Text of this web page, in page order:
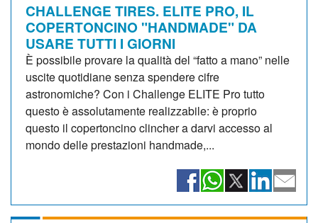
CHALLENGE TIRES. ELITE PRO, IL
COPERTONCINO "HANDMADE" DA
USARE TUTTI I GIORNI
È possibile provare la qualità del “fatto a mano” nelle
uscite quotidiane senza spendere cifre
astronomiche? Con i Challenge ELITE Pro tutto
questo è assolutamente realizzabile: è proprio
questo il copertoncino clincher a darvi accesso al
mondo delle prestazioni handmade,...